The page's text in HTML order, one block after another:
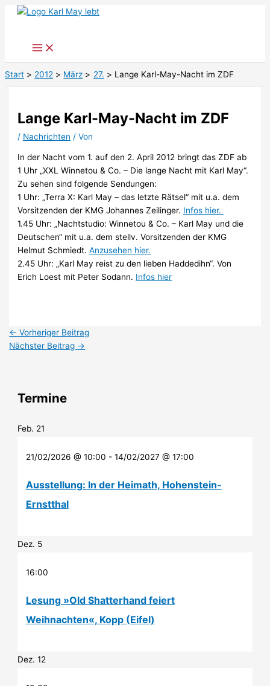
Zum
Start 2012 März 27. Lange Karl-May-Nacht im ZDF
Lange Karl-May-Nacht im ZDF
/ Nachrichten / Von
In der Nacht vom 1. auf den 2. April 2012 bringt das ZDF ab
1 Uhr „XXL Winnetou & Co. – Die lange Nacht mit Karl May“.
Zu sehen sind folgende Sendungen:
1 Uhr: „Terra X: Karl May – das letzte Rätsel“ mit u.a. dem
Vorsitzenden der KMG Johannes Zeilinger. Infos hier.
1.45 Uhr: „Nachtstudio: Winnetou & Co. – Karl May und die
Deutschen“ mit u.a. dem stellv. Vorsitzenden der KMG
Helmut Schmiedt.Anzusehen hier.
2.45 Uhr: „Karl May reist zu den lieben Haddedihn“. Von
Erich Loest mit Peter Sodann. Infos hier
← Vorheriger Beitrag
Nächster Beitrag →
Termine
Feb. 21
21/02/2026 @ 10:00 - 14/02/2027 @ 17:00
Ausstellung: In der Heimath, Hohenstein-
Ernstthal
Dez. 5
16:00
Lesung »Old Shatterhand feiert
Weihnachten«, Kopp (Eifel)
Dez.12